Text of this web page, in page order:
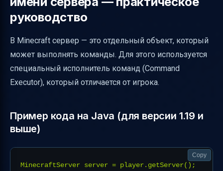
руководство
В Minecraft сервер — это отдельный объект, который
может выполнять команды. Для этого используется
специальный исполнитель команд (Command
Executor), который отличается от игрока.
Пример кода на Java (для версии 1.19 и
выше)
MinecraftServer server = player.getServer();
Copy